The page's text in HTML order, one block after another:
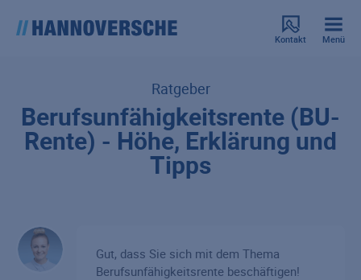
Kontakt Menü
Ratgeber
Berufsunfähigkeitsrente (BU-
Rente) - Höhe, Erklärung und
Tipps
Gut, dass Sie sich mit dem Thema
Berufsunfähigkeitsrente beschäftigen!